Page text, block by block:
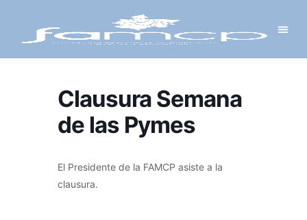
Clausura Semana
de las Pymes
El Presidente de la FAMCP asiste a la
clausura.